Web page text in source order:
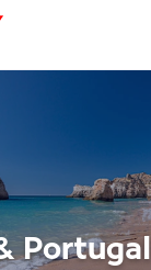
Portugal